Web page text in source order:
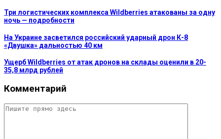
Три логистических комплекса Wildberries атакованы за одну
ночь — подробности
На Украине засветился российский ударный дрон К-8
«Двушка» дальностью 40 км
Ущерб Wildberries от атак дронов на склады оценили в 20-
35,8 млрд рублей
Комментарий